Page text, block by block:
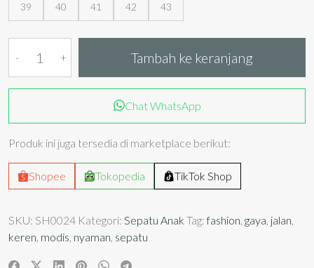
39 40 41 42 43
Sepatu
Jalanan
Tambah ke keranjang
Chat WhatsApp
Produk ini juga tersedia di marketplace berikut:
Shopee Tokopedia TikTok Shop
SKU: SH0024 Kategori: Sepatu Anak Tag:fashion, gaya, jalan,
keren, modis, nyaman, sepatu